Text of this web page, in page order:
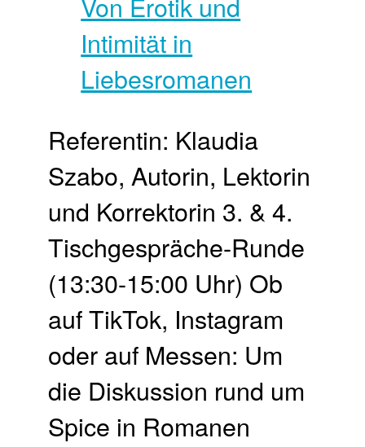
Referentin: Klaudia
Szabo, Autorin, Lektorin
und Korrektorin 3. & 4.
Tisch­gespräche-Runde
(13:30-15:00 Uhr) Ob
auf TikTok, Instagram
oder auf Messen: Um
die Diskussion rund um
Spice in Romanen